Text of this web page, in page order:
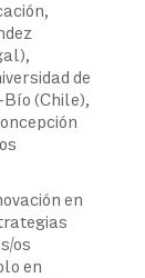
de
(Chile),
en
os
en